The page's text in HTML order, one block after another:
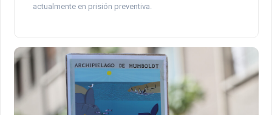
actualmente en prisión preventiva.